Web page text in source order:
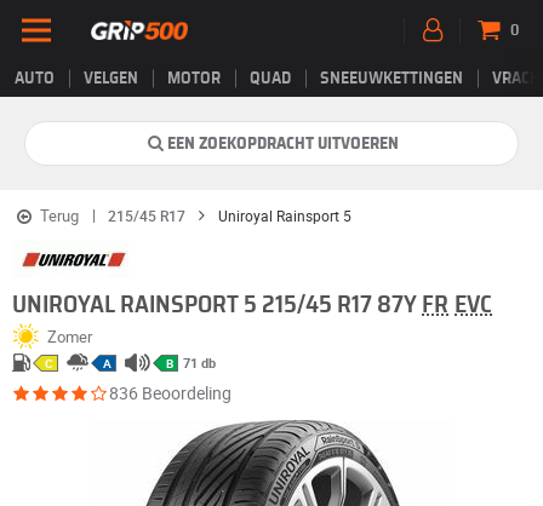
AUTO VELGEN MOTOR QUAD SNEEUWKETTINGEN
0
EEN ZOEKOPDRACHT UITVOEREN
Terug 215/45 R17 Uniroyal Rainsport 5
UNIROYAL RAINSPORT 5 215/45 R17 87Y FR EVC
Zomer
C A B 71 db
836 Beoordeling